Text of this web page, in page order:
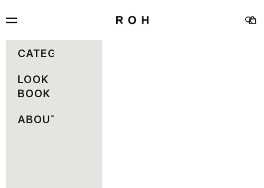
メニュー
検索
カー
CATEGORY
LOOK
BOOK
ABOUT